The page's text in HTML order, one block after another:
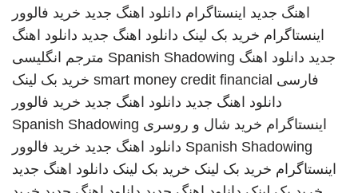
اهنگ جدید اینستاگرام دانلود اهنگ جدید خرید فالوور
اینستاگرام خرید بک لینک دانلود اهنگ جدید دانلود اهنگ
جدید دانلود اهنگ Spanish Shadowing مترجم انگلیسی
فارسی smart money credit financial خرید بک لینک
دانلود اهنگ جدید دانلود اهنگ جدید خرید فالوور
اینستاگرام خرید شال و روسری Spanish Shadowing
Spanish Shadowing دانلود اهنگ جدید خرید فالوور
اینستاگرام خرید بک لینک خرید بک لینک دانلود اهنگ جدید